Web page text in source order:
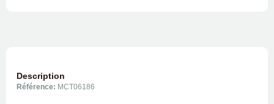
Description
Référence: MCT06186